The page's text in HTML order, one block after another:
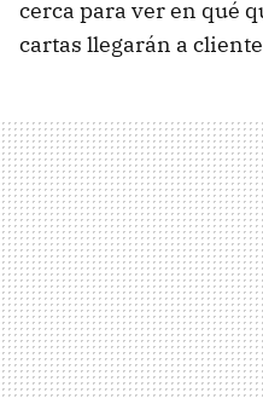
cerca para ver en qué
cartas llegarán a